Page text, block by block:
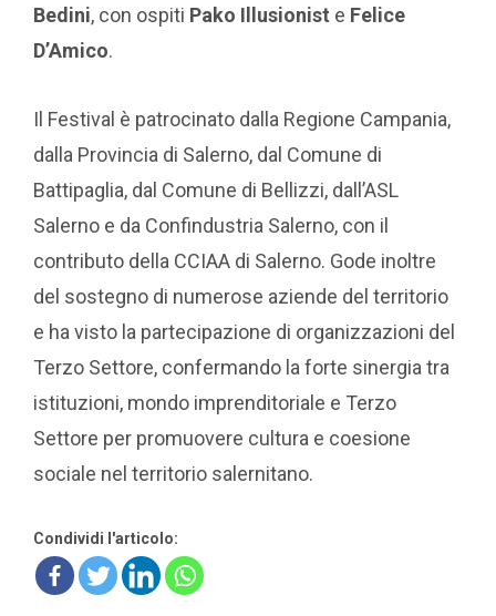
Bedini, con ospiti Pako Illusionist e Felice
D’Amico.
Il Festival è patrocinato dalla Regione Campania,
dalla Provincia di Salerno, dal Comune di
Battipaglia, dal Comune di Bellizzi, dall’ASL
Salerno e da Confindustria Salerno, con il
contributo della CCIAA di Salerno. Gode inoltre
del sostegno di numerose aziende del territorio
e ha visto la partecipazione di organizzazioni del
Terzo Settore, confermando la forte sinergia tra
istituzioni, mondo imprenditoriale e Terzo
Settore per promuovere cultura e coesione
sociale nel territorio salernitano.
Condividi l'articolo: